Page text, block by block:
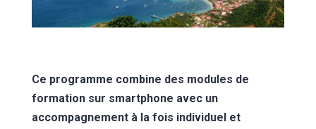
Ce programme combine des modules de
formation sur smartphone avec un
accompagnement à la fois individuel et